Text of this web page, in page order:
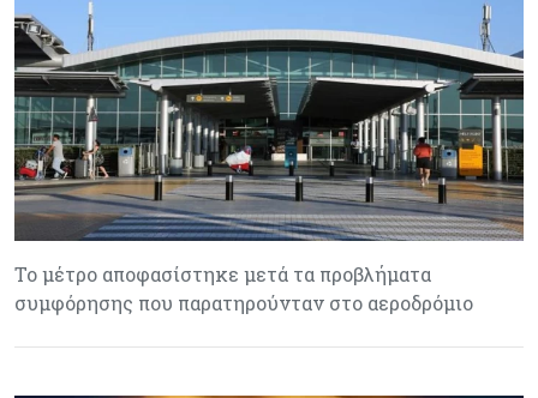
Το μέτρο αποφασίστηκε μετά τα προβλήματα
συμφόρησης που παρατηρούνταν στο αεροδρόμιο